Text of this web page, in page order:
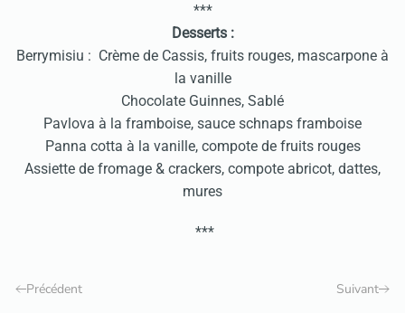
***
Desserts :
Berrymisiu : Crème de Cassis, fruits rouges, mascarpone à
la vanille
Chocolate Guinnes, Sablé
Pavlova à la framboise, sauce schnaps framboise
Panna cotta à la vanille, compote de fruits rouges
Assiette de fromage & crackers, compote abricot, dattes,
mures
***
Précédent Suivant